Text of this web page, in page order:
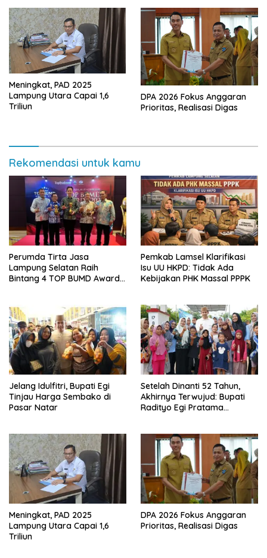
Meningkat, PAD 2025
Lampung Utara Capai 1,6
Triliun
DPA 2026 Fokus Anggaran
Prioritas, Realisasi Digas
Rekomendasi untuk kamu
Perumda Tirta Jasa
Lampung Selatan Raih
Bintang 4 TOP BUMD Awards
Pemkab Lamsel Klarifikasi
Isu UU HKPD: Tidak Ada
Kebijakan PHK Massal PPPK
Jelang Idulfitri, Bupati Egi
Tinjau Harga Sembako di
Pasar Natar
Setelah Dinanti 52 Tahun,
Akhirnya Terwujud: Bupati
Radityo Egi Pratama
Meningkat, PAD 2025
Lampung Utara Capai 1,6
Triliun
DPA 2026 Fokus Anggaran
Prioritas, Realisasi Digas